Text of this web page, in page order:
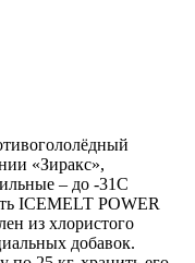
«Зиракс»,
– до -31С
ICEMELT POWER
из хлористого
добавок.